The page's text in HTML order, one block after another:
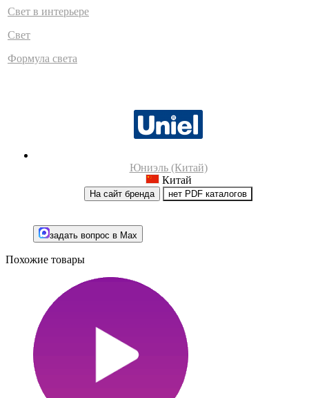
Свет в интерьере
Свет
Формула света
Юниэль (Китай)
Китай
На сайт бренда нет PDF каталогов
задать вопрос в Max
Похожие товары